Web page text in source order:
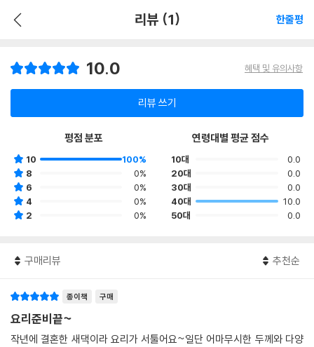
리뷰 (1) 한줄평
10.0 혜택 및 유의사항
리뷰 쓰기
평점 분포
10
100%
8
0%
6
0%
4
0%
2
0%
연령대별 평균 점수
10대
0.0
20대
0.0
30대
0.0
40대
10.0
50대
0.0
구매리뷰 추천순
종이책 구매
요리준비끝~
작년에 결혼한 새댁이라 요리가 서툴어요~일단 어마무시한 두께와 다양